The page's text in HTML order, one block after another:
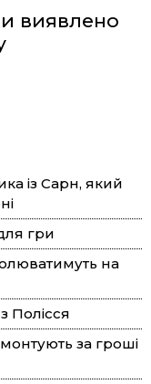
виявлено
із Сарн, який
гри
на
Полісся
за гроші